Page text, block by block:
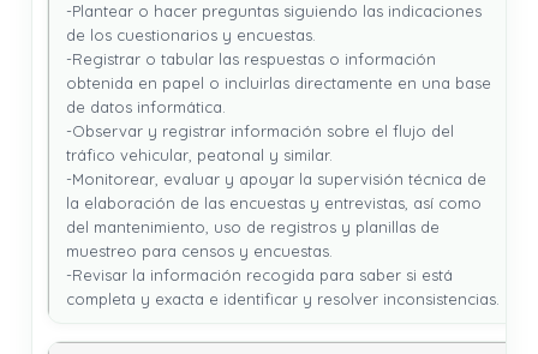
-Plantear o hacer preguntas siguiendo las indicaciones
de los cuestionarios y encuestas.
-Registrar o tabular las respuestas o información
obtenida en papel o incluirlas directamente en una base
de datos informática.
-Observar y registrar información sobre el flujo del
tráfico vehicular, peatonal y similar.
-Monitorear, evaluar y apoyar la supervisión técnica de
la elaboración de las encuestas y entrevistas, así como
del mantenimiento, uso de registros y planillas de
muestreo para censos y encuestas.
-Revisar la información recogida para saber si está
completa y exacta e identificar y resolver inconsistencias.